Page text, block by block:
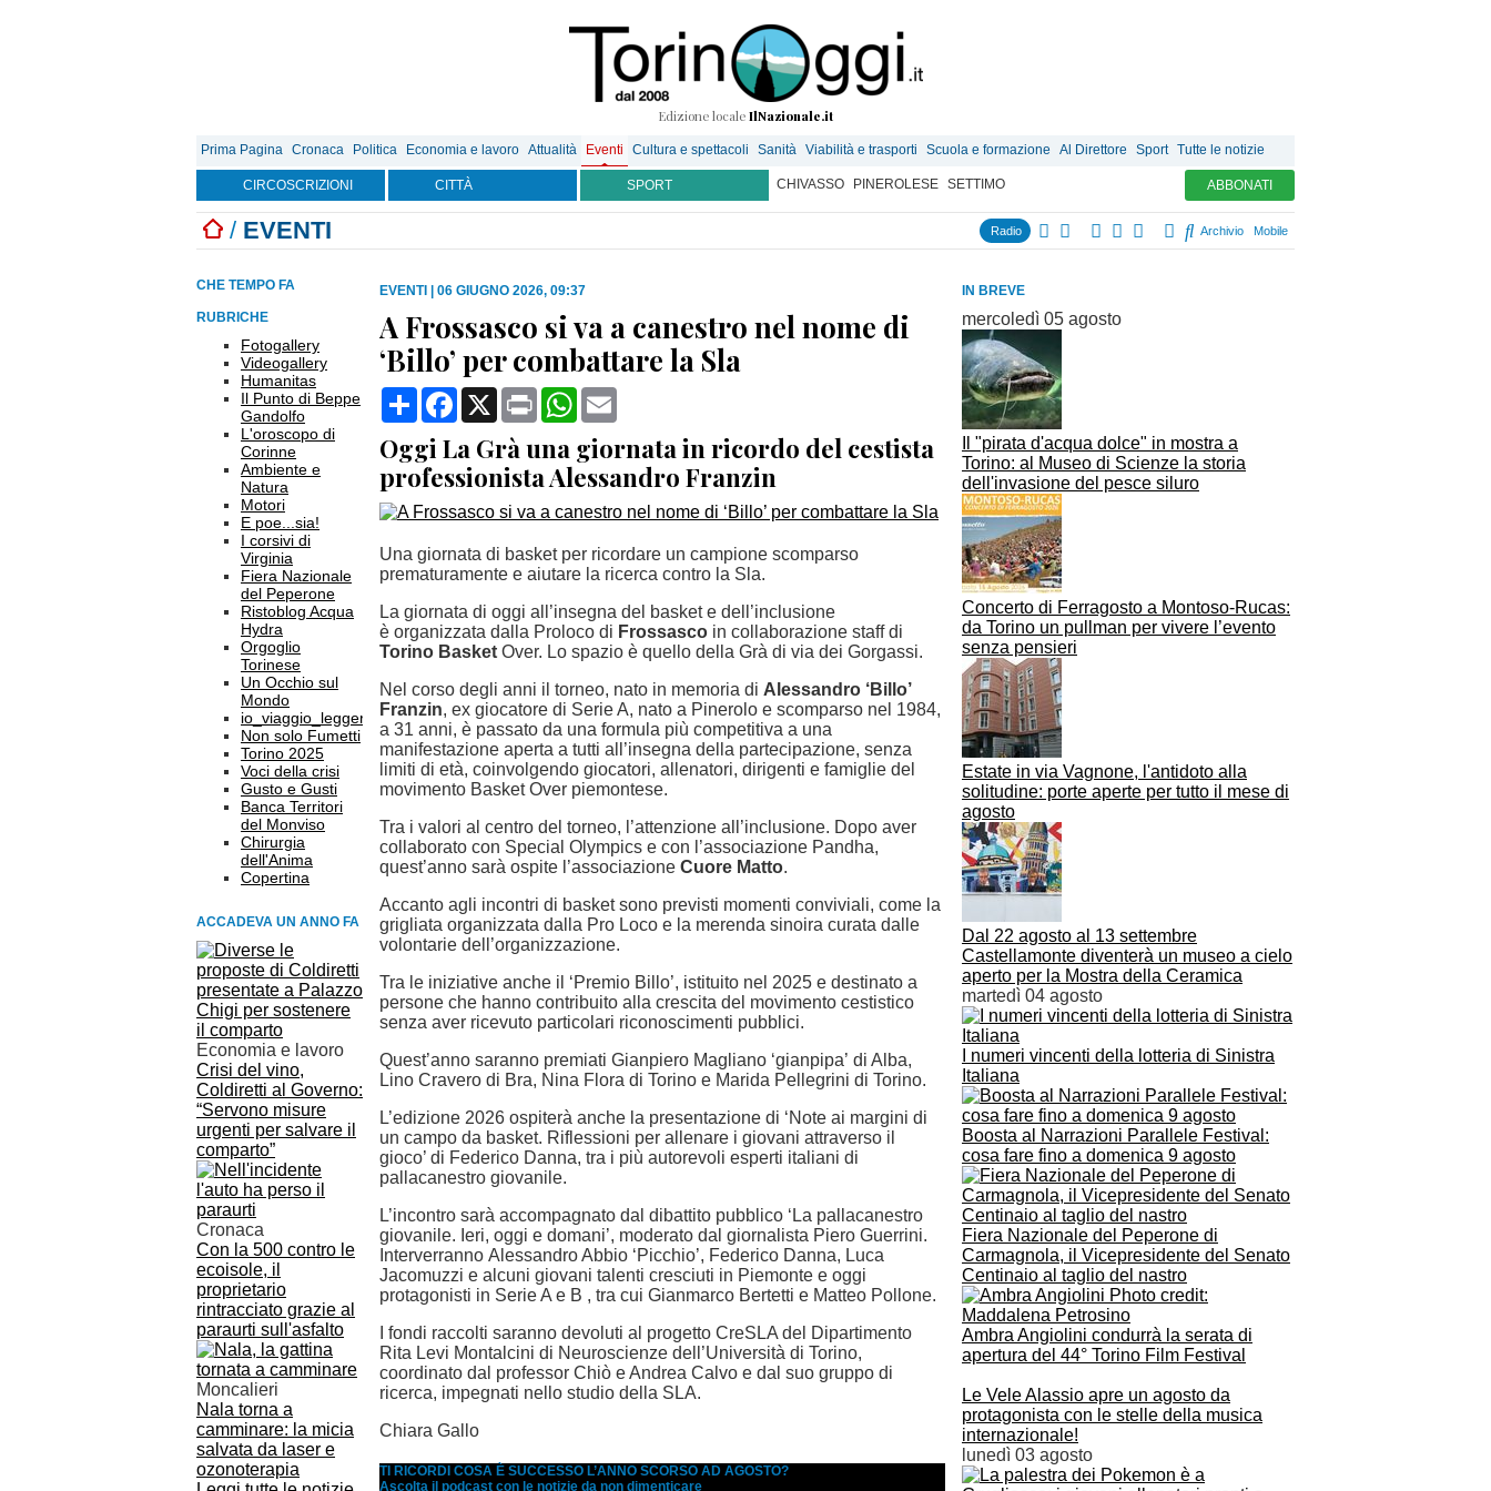
Edizione locale IlNazionale.it
Prima Pagina Cronaca Politica Economia e lavoro Attualità Eventi Cultura e spettacoli Sanità Viabilità e trasporti Scuola e formazione Al Direttore Sport Tutte le notizie
CIRCOSCRIZIONI CITTÀ SPORT CHIVASSO PINEROLESE SETTIMO ABBONATI
/ EVENTI Radio Archivio Mobile
IN BREVE
mercoledì 05 agosto
Il "pirata d'acqua dolce" in mostra a
Torino: al Museo di Scienze la storia
dell'invasione del pesce siluro
Concerto di Ferragosto a Montoso-Rucas:
da Torino un pullman per vivere l’evento
senza pensieri
Estate in via Vagnone, l'antidoto alla
solitudine: porte aperte per tutto il mese di
agosto
Dal 22 agosto al 13 settembre
Castellamonte diventerà un museo a cielo
aperto per la Mostra della Ceramica
martedì 04 agosto
I numeri vincenti della lotteria di Sinistra
Italiana
Boosta al Narrazioni Parallele Festival:
cosa fare fino a domenica 9 agosto
Fiera Nazionale del Peperone di
Carmagnola, il Vicepresidente del Senato
Centinaio al taglio del nastro
Ambra Angiolini condurrà la serata di
apertura del 44° Torino Film Festival
Le Vele Alassio apre un agosto da
protagonista con le stelle della musica
internazionale!
lunedì 03 agosto
CHE TEMPO FA
RUBRICHE
Fotogallery
Videogallery
Humanitas
Il Punto di Beppe
Gandolfo
L'oroscopo di
Corinne
Ambiente e
Natura
Motori
E poe...sia!
I corsivi di
Virginia
Fiera Nazionale
del Peperone
Ristoblog Acqua
Hydra
Orgoglio
Torinese
Un Occhio sul
Mondo
io_viaggio_leggero
Non solo Fumetti
Torino 2025
Voci della crisi
Gusto e Gusti
Banca Territori
del Monviso
Chirurgia
dell'Anima
Copertina
ACCADEVA UN ANNO FA
Economia e lavoro
Crisi del vino,
Coldiretti al Governo:
“Servono misure
urgenti per salvare il
comparto”
Cronaca
Con la 500 contro le
ecoisole, il
proprietario
rintracciato grazie al
paraurti sull'asfalto
Moncalieri
Nala torna a
camminare: la micia
salvata da laser e
ozonoterapia
EVENTI 06 GIUGNO 2026, 09:37
A Frossasco si va a canestro nel nome di
‘Billo’ per combattare la Sla
CondividiFacebook
X Print WhatsApp
Oggi La Grà una giornata in ricordo del cestista
professionista Alessandro Franzin
Una giornata di basket per ricordare un campione scomparso
prematuramente e aiutare la ricerca contro la Sla.
La giornata di oggi all’insegna del basket e dell’inclusione
è organizzata dalla Proloco di Frossasco in collaborazione staff di
Torino Basket Over. Lo spazio è quello della Grà di via dei Gorgassi.
Nel corso degli anni il torneo, nato in memoria di Alessandro ‘Billo’
Franzin, ex giocatore di Serie A, nato a Pinerolo e scomparso nel 1984,
a 31 anni, è passato da una formula più competitiva a una
manifestazione aperta a tutti all’insegna della partecipazione, senza
limiti di età, coinvolgendo giocatori, allenatori, dirigenti e famiglie del
movimento Basket Over piemontese.
Tra i valori al centro del torneo, l’attenzione all’inclusione. Dopo aver
collaborato con Special Olympics e con l’associazione Pandha,
quest’anno sarà ospite l’associazione Cuore Matto.
Accanto agli incontri di basket sono previsti momenti conviviali, come la
grigliata organizzata dalla Pro Loco e la merenda sinoira curata dalle
volontarie dell’organizzazione.
Tra le iniziative anche il ‘Premio Billo’, istituito nel 2025 e destinato a
persone che hanno contribuito alla crescita del movimento cestistico
senza aver ricevuto particolari riconoscimenti pubblici.
Quest’anno saranno premiati Gianpiero Magliano ‘gianpipa’ di Alba,
Lino Cravero di Bra, Nina Flora di Torino e Marida Pellegrini di Torino.
L’edizione 2026 ospiterà anche la presentazione di ‘Note ai margini di
un campo da basket. Riflessioni per allenare i giovani attraverso il
gioco’ di Federico Danna, tra i più autorevoli esperti italiani di
pallacanestro giovanile.
L’incontro sarà accompagnato dal dibattito pubblico ‘La pallacanestro
giovanile. Ieri, oggi e domani’, moderato dal giornalista Piero Guerrini.
Interverranno Alessandro Abbio ‘Picchio’, Federico Danna, Luca
Jacomuzzi e alcuni giovani talenti cresciuti in Piemonte e oggi
protagonisti in Serie A e B , tra cui Gianmarco Bertetti e Matteo Pollone.
I fondi raccolti saranno devoluti al progetto CreSLA del Dipartimento
Rita Levi Montalcini di Neuroscienze dell’Università di Torino,
coordinato dal professor Chiò e Andrea Calvo e dal suo gruppo di
ricerca, impegnati nello studio della SLA.
Chiara Gallo
TI RICORDI COSA È SUCCESSO L’ANNO SCORSO AD AGOSTO?
Ascolta il podcast con le notizie da non dimenticare